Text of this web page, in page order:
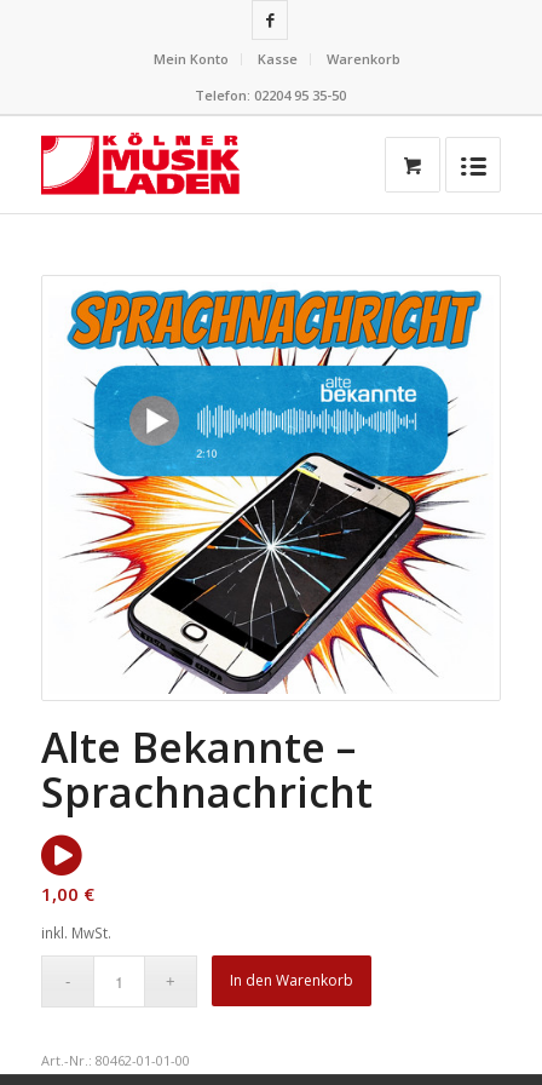
Mein Konto Kasse
Warenkorb
Telefon: 02204 95 35-50
Alte Bekannte –
Sprachnachricht
1,00 €
inkl. MwSt.
In den Warenkorb
Art.-Nr.: 80462-01-01-00